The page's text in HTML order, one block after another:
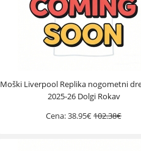
Moški Liverpool Replika nogometni
2025-26 Dolgi Rokav
Cena:38.95€102.38€